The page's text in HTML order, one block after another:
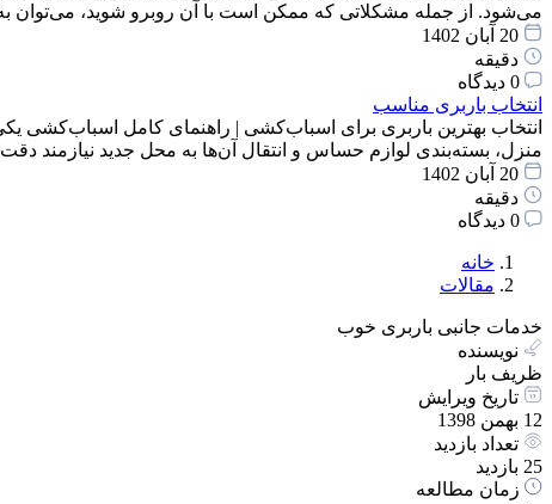
می‌شود. از جمله مشکلاتی که ممکن است با آن روبرو شوید،
20 آبان 1402
دقیقه
0 دیدگاه
انتخاب باربری مناسب
انتخاب بهترین باربری برای اسباب‌کشی | راهنمای کامل اسباب‌کشی
منزل، بسته‌بندی لوازم حساس و انتقال آن‌ها به محل جدید
20 آبان 1402
دقیقه
0 دیدگاه
خانه
مقالات
خدمات جانبی باربری خوب
نویسنده
ظریف بار
تاریخ ویرایش
12 بهمن 1398
تعداد بازدید
25 بازدید
زمان مطالعه